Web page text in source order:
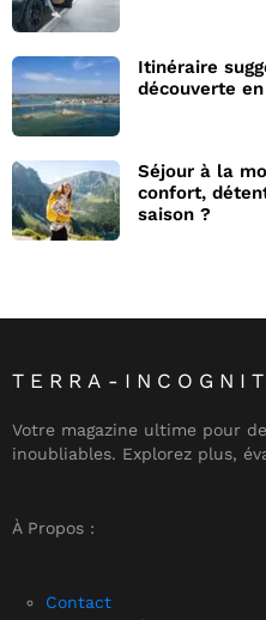
Itinéraire
découverte
Séjour à la
confort,
saison ?
TERRA-
Votre magazine ultime pour
inoubliables. Explorez plus,
À Propos :
Contact